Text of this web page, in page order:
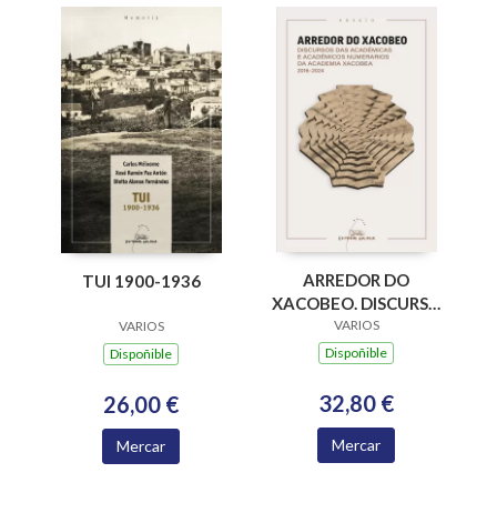
TUI 1900-1936
VARIOS
Dispoñible
26,00 €
Mercar
ARREDOR DO
XACOBEO. DISCURSO
DAS ACADEMICAS E
ACADEMICOS
ACADEMIA
XACOBEA 2016-2024
VARIOS
Dispoñible
32,80 €
Mercar